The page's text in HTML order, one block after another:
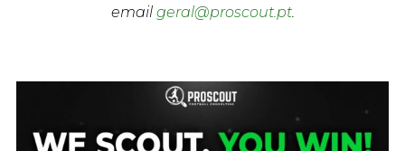
email geral@proscout.pt.